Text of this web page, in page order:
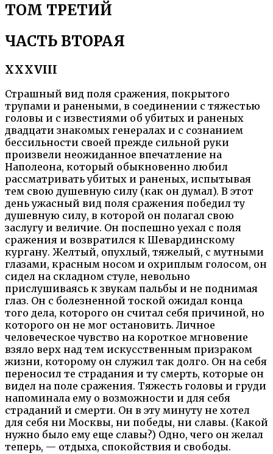
ТОМ ТРЕТИЙ
ЧАСТЬ ВТОРАЯ
XXXVIII
Страшный вид поля сражения, покрытого
трупами и ранеными, в соединении с тяжестью
головы и с известиями об убитых и раненых
двадцати знакомых генералах и с сознанием
бессильности своей прежде сильной руки
произвели неожиданное впечатление на
Наполеона, который обыкновенно любил
рассматривать убитых и раненых, испытывая
тем свою душевную силу (как он думал). В этот
день ужасный вид поля сражения победил ту
душевную силу, в которой он полагал свою
заслугу и величие. Он поспешно уехал с поля
сражения и возвратился к Шевардинскому
кургану. Желтый, опухлый, тяжелый, с мутными
глазами, красным носом и охриплым голосом, он
сидел на складном стуле, невольно
прислушиваясь к звукам пальбы и не поднимая
глаз. Он с болезненной тоской ожидал конца
того дела, которого он считал себя причиной, но
которого он не мог остановить. Личное
человеческое чувство на короткое мгновение
взяло верх над тем искусственным призраком
жизни, которому он служил так долго. Он на себя
переносил те страдания и ту смерть, которые он
видел на поле сражения. Тяжесть головы и груди
напоминала ему о возможности и для себя
страданий и смерти. Он в эту минуту не хотел
для себя ни Москвы, ни победы, ни славы. (Какой
нужно было ему еще славы?) Одно, чего он желал
теперь, — отдыха, спокойствия и свободы.